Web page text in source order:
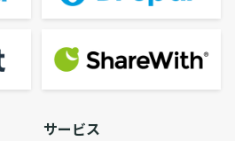
サービス